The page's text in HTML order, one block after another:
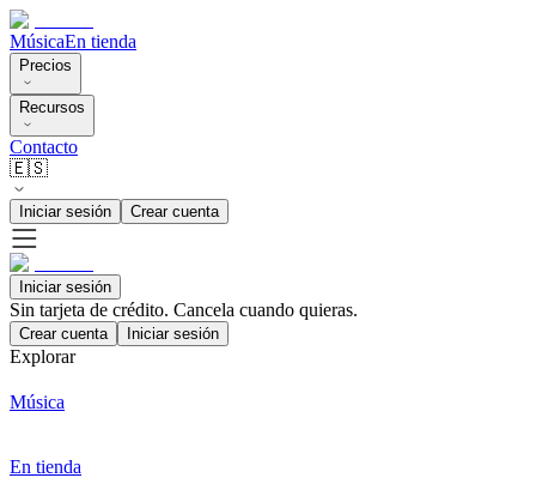
MúsicaEn tienda
Precios
Recursos
Contacto
🇪🇸
Iniciar sesión Crear cuenta
Iniciar sesión
Sin tarjeta de crédito. Cancela cuando quieras.
Crear cuenta Iniciar sesión
Explorar
Música
En tienda